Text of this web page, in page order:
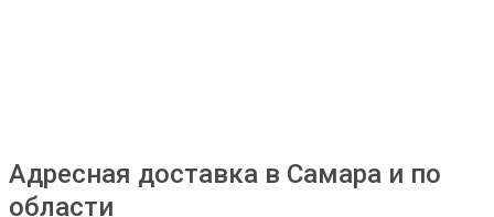
Адресная доставка в Самара и по
области